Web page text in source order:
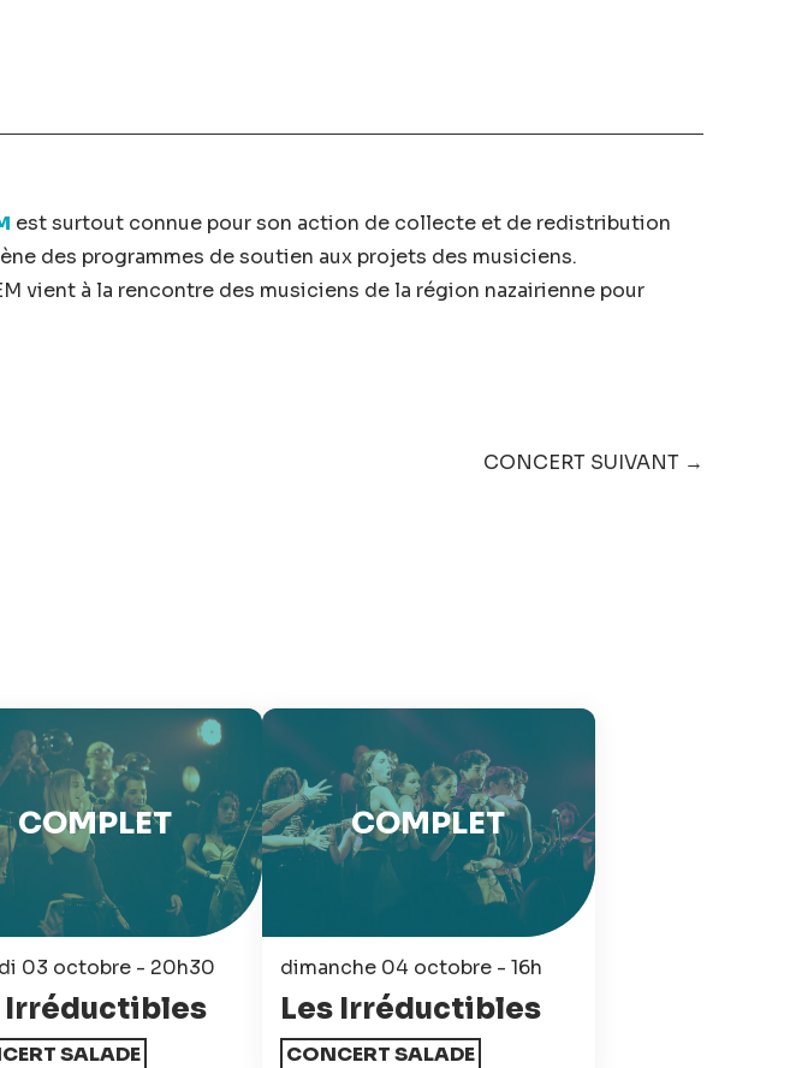
est surtout connue pour son action de collecte et de redistribution
des programmes de soutien aux projets des musiciens.
vient à la rencontre des musiciens de la région nazairienne pour
CONCERT SUIVANT →
03 octobre - 20h30
Irréductibles
SALADE
COMPLET
dimanche 04 octobre - 16h
Les Irréductibles
CONCERT SALADE
COMPLET